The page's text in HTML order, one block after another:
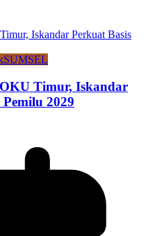
SUMSEL
Timur, Iskandar
2029